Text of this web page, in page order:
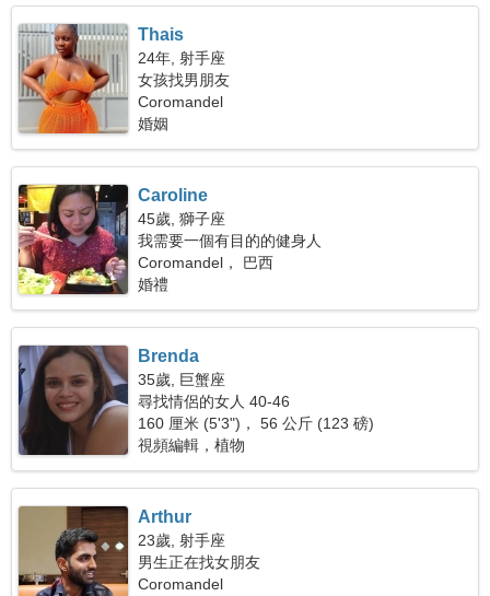
Thais
24年, 射手座
女孩找男朋友
Coromandel
婚姻
Caroline
45歲, 獅子座
我需要一個有目的的健身人
Coromandel， 巴西
婚禮
Brenda
35歲, 巨蟹座
尋找情侶的女人 40-46
160 厘米 (5'3")， 56 公斤 (123 磅)
視頻編輯，植物
Arthur
23歲, 射手座
男生正在找女朋友
Coromandel